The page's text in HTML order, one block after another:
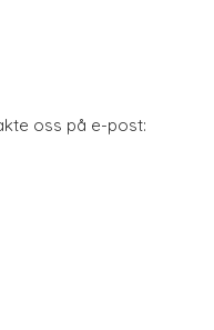
oss på e-post: